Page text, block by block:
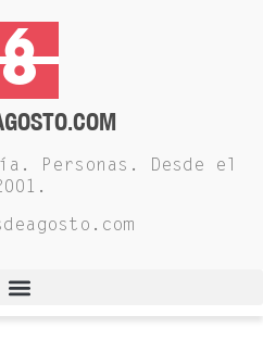
Personas. Desde el